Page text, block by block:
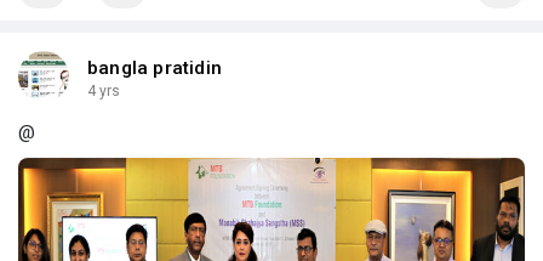
bangla pratidin
4 yrs
@